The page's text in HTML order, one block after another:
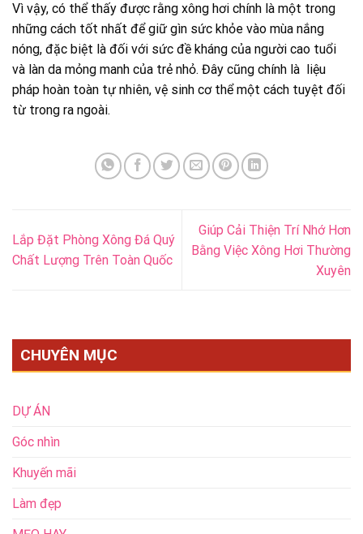
Vì vậy, có thể thấy được rằng xông hơi chính là một trong
những cách tốt nhất để giữ gìn sức khỏe vào mùa nắng
nóng, đặc biệt là đối với sức đề kháng của người cao tuổi
và làn da mỏng manh của trẻ nhỏ. Đây cũng chính là liệu
pháp hoàn toàn tự nhiên, vệ sinh cơ thể một cách tuyệt đối
từ trong ra ngoài.
Lắp Đặt Phòng Xông Đá Quý
Chất Lượng Trên Toàn Quốc
Giúp Cải Thiện Trí Nhớ Hơn
Bằng Việc Xông Hơi Thường
Xuyên
CHUYÊN MỤC
DỰ ÁN
Góc nhìn
Khuyến mãi
Làm đẹp